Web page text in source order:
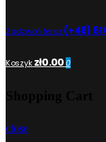
Zadzwoń teraz:(+48) 61
Koszyk zł0.000
close